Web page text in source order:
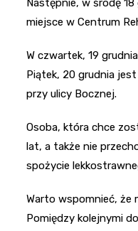
Następnie, w środę
miejsce w Centrum
W czwartek, 19
Piątek, 20 grudnia
przy ulicy Bocznej.
Osoba, która chce
lat, a także nie
spożycie
Warto wspomnieć, że
Pomiędzy kolejnymi